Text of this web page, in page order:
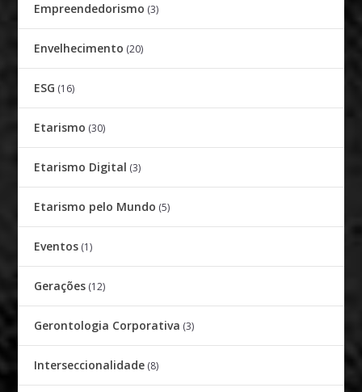
Empreendedorismo (3)
Envelhecimento (20)
ESG (16)
Etarismo (30)
Etarismo Digital (3)
Etarismo pelo Mundo (5)
Eventos (1)
Gerações (12)
Gerontologia Corporativa (3)
Interseccionalidade (8)